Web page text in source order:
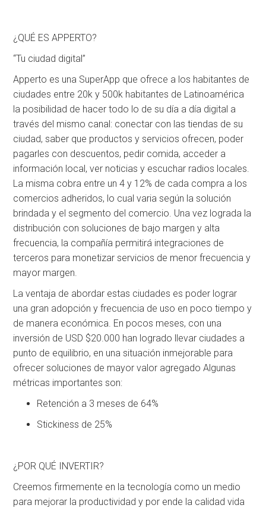
¿QUÉ ES APPERTO?
“Tu ciudad digital”
Apperto es una SuperApp que ofrece a los habitantes de
ciudades entre 20k y 500k habitantes de Latinoamérica
la posibilidad de hacer todo lo de su día a día digital a
través del mismo canal: conectar con las tiendas de su
ciudad, saber que productos y servicios ofrecen, poder
pagarles con descuentos, pedir comida, acceder a
información local, ver noticias y escuchar radios locales.
La misma cobra entre un 4 y 12% de cada compra a los
comercios adheridos, lo cual varia según la solución
brindada y el segmento del comercio. Una vez lograda la
distribución con soluciones de bajo margen y alta
frecuencia, la compañía permitirá integraciones de
terceros para monetizar servicios de menor frecuencia y
mayor margen.
La ventaja de abordar estas ciudades es poder lograr
una gran adopción y frecuencia de uso en poco tiempo y
de manera económica. En pocos meses, con una
inversión de USD $20.000 han logrado llevar ciudades a
punto de equilibrio, en una situación inmejorable para
ofrecer soluciones de mayor valor agregado Algunas
métricas importantes son:
Retención a 3 meses de 64%
Stickiness de 25%
¿POR QUÉ INVERTIR?
Creemos firmemente en la tecnología como un medio
para mejorar la productividad y por ende la calidad vida